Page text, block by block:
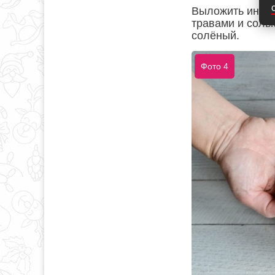
Выложить
травами и
солёный.
Фото 4